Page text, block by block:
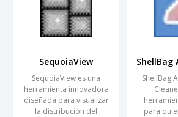
SequoiaView
SequoiaView es una
herramienta innovadora
diseñada para visualizar
la distribución del
ShellBag
para